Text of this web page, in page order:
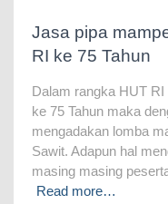
Jasa pipa
RI ke 75 Tahun
Dalam rangka HUT
ke 75 Tahun maka
mengadakan lomba
Sawit. Adapun hal
masing masing
Read more…